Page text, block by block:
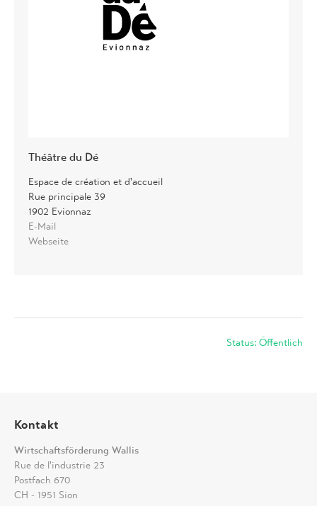
Théâtre du Dé
Espace de création et d'accueil
Rue principale 39
1902 Evionnaz
E-Mail
Webseite
Status: Öffentlich
Kontakt
Wirtschaftsförderung Wallis
Rue de l'industrie 23
Postfach 670
CH - 1951 Sion